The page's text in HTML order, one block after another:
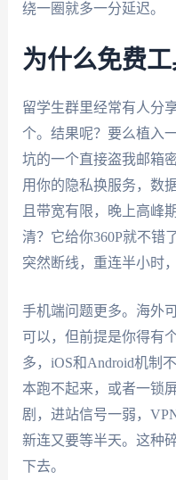
绕一圈就多一分延迟。
为什么免费
留学生群里经常有人分
个。结果呢？要么植入
坑的一个直接盗我邮箱
用你的隐私换服务，数
且带宽有限，晚上高峰
清？它给你360P就不错
突然断线，重连半小时
手机端问题更多。海外
可以，但前提是你得有
多，iOS和Android机制
本跑不起来，或者一锁
剧，进站信号一弱，
新连又要等半天。这种
下去。